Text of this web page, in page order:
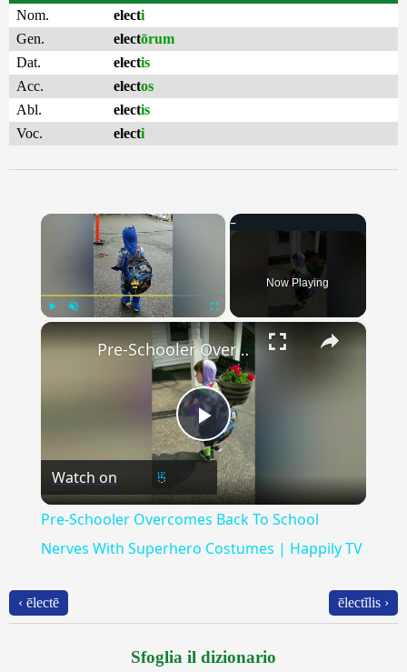
Nom.
electi
Gen.
electōrum
Dat.
electis
Acc.
electos
Abl.
electis
Voc.
electi
×
Fullscreen
Now Playing
×
Play
Video
Pre-Schooler Overcomes Back To School Nerves With Superhero Costumes | Happily TV
Watch on
Pre-Schooler Overcomes Back To School
Nerves With Superhero Costumes | Happily TV
‹ ēlectē ēlectĭlis ›
Sfoglia il dizionario